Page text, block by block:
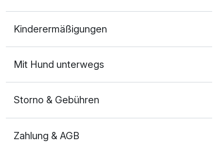
2 Erwachsene und 1 Kind
Kinderermäßigungen
Mit Hund unterwegs
Storno & Gebühren
Zahlung & AGB